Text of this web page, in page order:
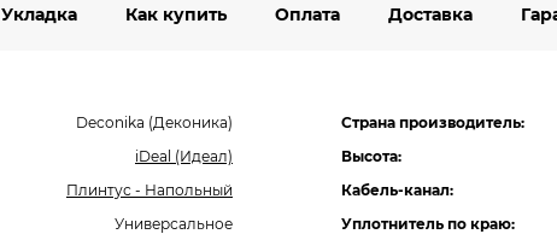
Укладка Как купить Оплата Доставка
Deconika (Деконика)
iDeal (Идеал)
Плинтус - Напольный
Универсальное
Страна производитель:
Высота:
Кабель-канал:
Уплотнитель по краю: